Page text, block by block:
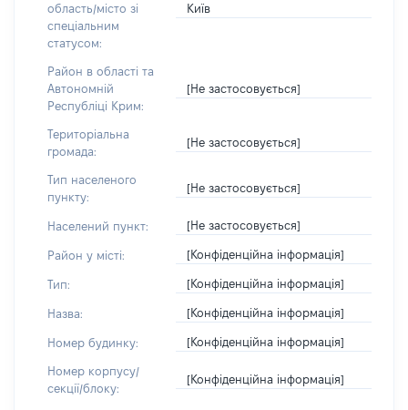
область/місто зі
спеціальним
статусом:
Київ
Район в області та
Автономній
Республіці Крим:
[Не застосовується]
Територіальна
громада:
[Не застосовується]
Тип населеного
пункту:
[Не застосовується]
Населений пункт: [Не застосовується]
Район у місті: [Конфіденційна інформація]
Тип: [Конфіденційна інформація]
Назва: [Конфіденційна інформація]
Номер будинку: [Конфіденційна інформація]
Номер корпусу/
секції/блоку:
[Конфіденційна інформація]